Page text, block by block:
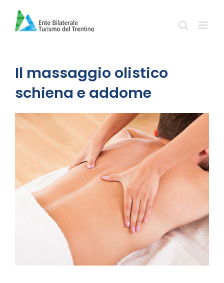
contenuto
Il massaggio olistico
schiena e addome